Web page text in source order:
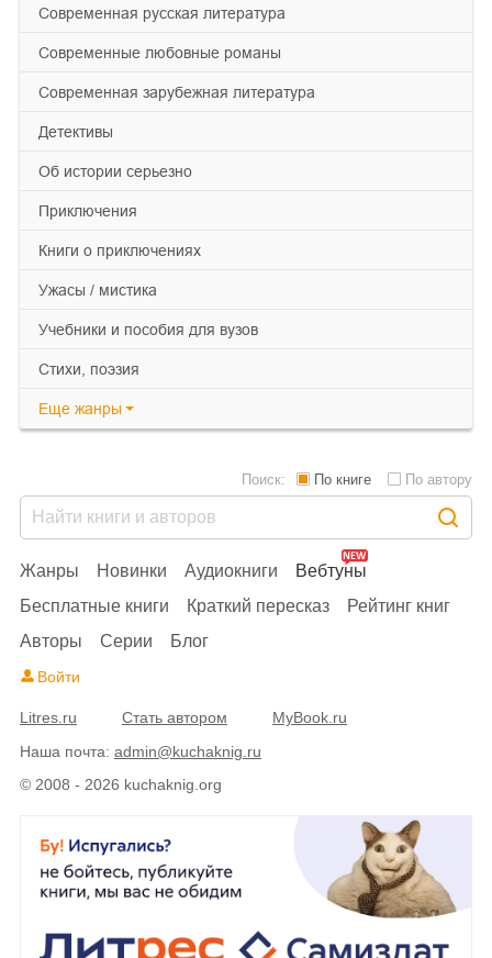
современная русская литература
современные любовные романы
современная зарубежная литература
детективы
об истории серьезно
приключения
книги о приключениях
ужасы / мистика
учебники и пособия для вузов
cтихи, поэзия
Еще жанры
© 2008 - 2026 kuchaknig.org
Жанры Новинки Аудиокниги
Вебтуны
Бесплатные книги
Краткий пересказ
Рейтинг книг
Авторы
Серии Блог
Поиск: По книге По автору
Войти
Litres.ru Стать автором
MyBook.ru
Наша почта: admin@kuchaknig.ru